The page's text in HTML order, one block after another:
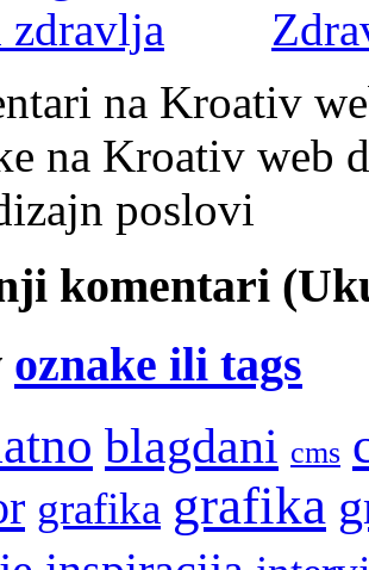
na Kroativ
na Kroativ web
poslovi
komentari
oznake ili tags
blagdani cms
grafika grafika